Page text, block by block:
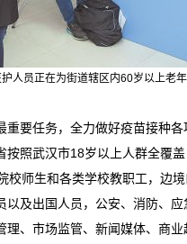
人员正在为街道辖区内60岁以上老
要任务，全力做好疫苗接种各
照武汉市18岁以上人群全覆
师生和各类学校教职工，边境
及出国人员，公安、消防、
、市场监管、新闻媒体、商业